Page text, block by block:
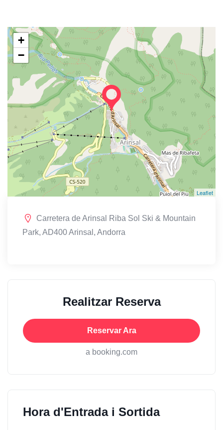
+
−
Leaflet
Carretera de Arinsal Riba Sol Ski & Mountain
Park, AD400 Arinsal, Andorra
Realitzar Reserva
Reservar Ara
a booking.com
Hora d'Entrada i Sortida